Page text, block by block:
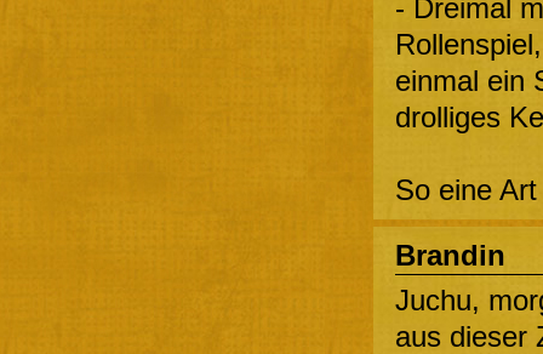
- Dreimal
einmal ein
drolliges
So eine
Brandin
Juchu,
aus dieser